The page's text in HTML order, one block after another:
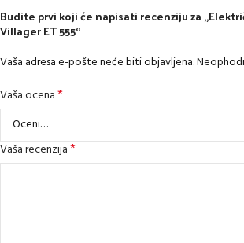
Budite prvi koji će napisati recenziju za
Villager ET 555“
Vaša adresa e-pošte neće biti objavljena.
Vaša ocena*
Vaša recenzija*